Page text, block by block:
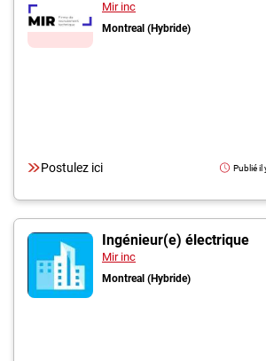
Mir inc
Montreal (Hybride)
Postulez ici Publié il
Ingénieur(e) électrique
Mir inc
Montreal (Hybride)